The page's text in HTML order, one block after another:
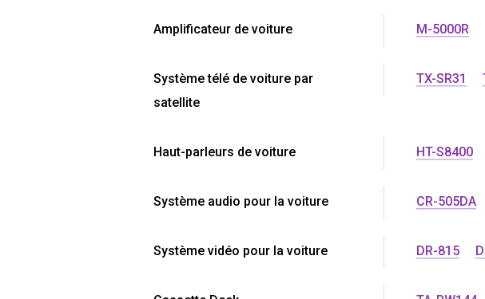
Amplificateur de voiture M-5000R
Système télé de voiture par
satellite
TX-SR31
Haut-parleurs de voiture HT-S8400
Système audio pour la voiture CR-505DA
Système vidéo pour la voiture DR-815